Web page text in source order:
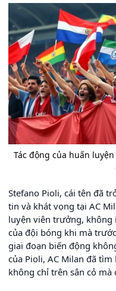
Tác động của huấn
Stefano Pioli, cái tên đã
tin và khát vọng tại AC
luyện viên trưởng,
của đội bóng khi mà
giai đoạn biến động
của Pioli, AC Milan đã
không chỉ trên sân cỏ